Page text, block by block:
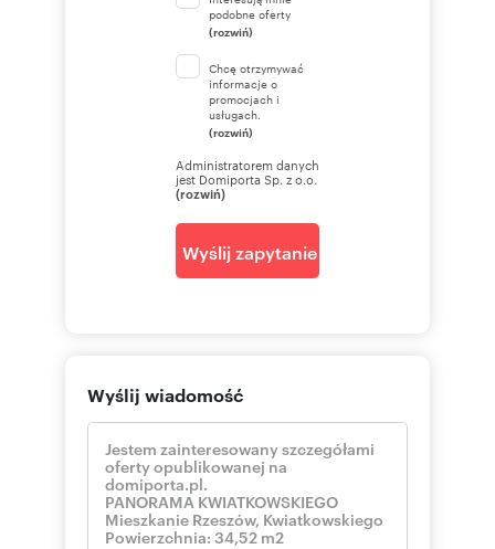
podobne oferty
(rozwiń)
Chcę otrzymywać
informacje o
promocjach i
usługach.
(rozwiń)
Administratorem danych
jest Domiporta Sp. z o.o.
(rozwiń)
Wyślij zapytanie
Wyślij wiadomość